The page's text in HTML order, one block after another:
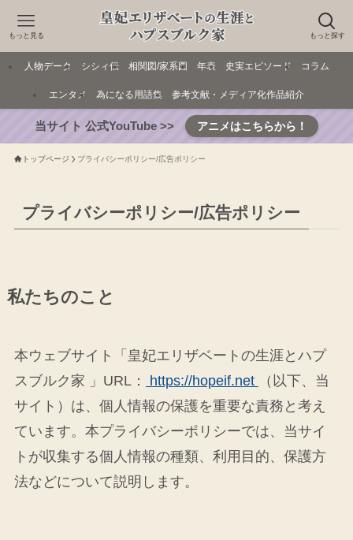
もっと探す
もっと見る
人物データ シシィ伝 相関図/家系図 年表 史実エピソード コラム
エンタメ 為になる用語集 参考文献・メディア化作品紹介
当サイト 公式YouTube >> アニメはこちらから！
トップページ プライバシーポリシー/広告ポリシー
プライバシーポリシー/広告ポリシー
私たちのこと
本ウェブサイト「皇妃エリザベートの生涯とハプ
スブルク家 」URL：
https://hopeif.net
（以下、当
サイト）は、個人情報の保護を重要な責務と考え
ています。本プライバシーポリシーでは、当サイ
トが収集する個人情報の種類、利用目的、保護方
法などについて説明します。